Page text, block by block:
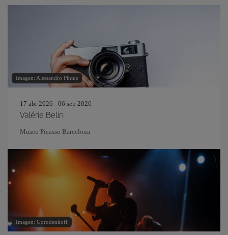
Imagen: Alessandro Pintus
17 abr 2026 - 06 sep 2026
Valérie Belin
Museo Picasso Barcelona
Imagen: Gorodenkoff